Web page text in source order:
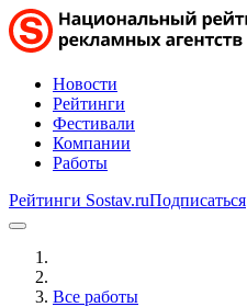
Новости
Рейтинги
Фестивали
Компании
Работы
Рейтинги Sostav.ruПодписаться
Все работы